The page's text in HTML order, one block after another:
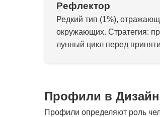
Рефлектор
Редкий тип (1%),
окружающих. Стратегия:
лунный цикл перед
Профили в
Профили определяют роль